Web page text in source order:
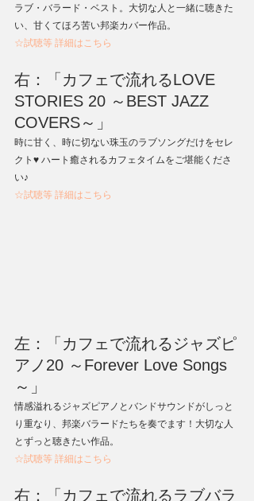
ラブ・バラード・ベスト。大切な人と一緒に聴きた
い、甘くてほろ苦い邦楽カバー作品。
☆試聴等 詳細はこちら
右：「カフェで流れるLOVE
STORIES 20 ～BEST JAZZ
COVERS～」
時に甘く、時に切ない珠玉のラブソングだけをセレ
クト♥ ハート癒されるカフェタイムをご堪能くださ
い♪
☆試聴等 詳細はこちら
左：「カフェで流れるジャズピ
アノ20 ～Forever Love Songs
～」
情感溢れるジャズピアノとバンドサウンドがしっと
り重なり、邦楽バラードたちを奏でます！大切な人
とずっと聴きたい作品。
☆試聴等 詳細はこちら
右：「カフェで流れるラブバラ